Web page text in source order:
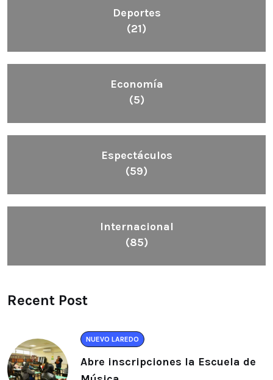
Deportes
(21)
Economía
(5)
Espectáculos
(59)
Internacional
(85)
Recent Post
NUEVO LAREDO
Abre inscripciones la Escuela de